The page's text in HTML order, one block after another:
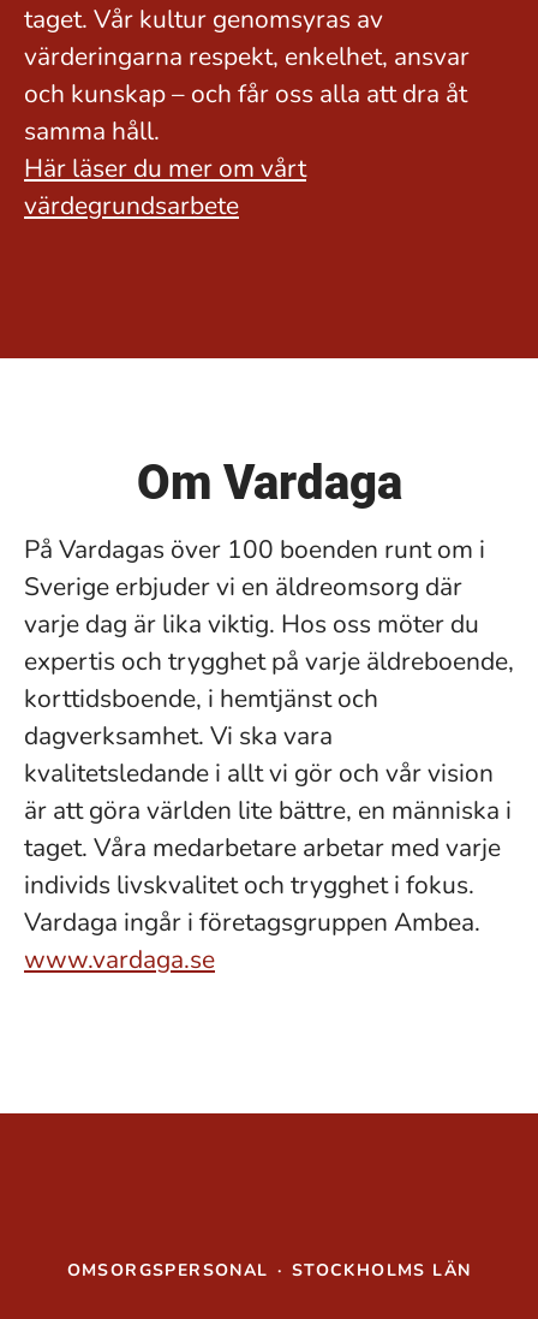
taget. Vår kultur genomsyras av
värderingarna respekt, enkelhet, ansvar
och kunskap – och får oss alla att dra åt
samma håll.
Här läser du mer om vårt
värdegrundsarbete
Om Vardaga
På Vardagas över 100 boenden runt om i
Sverige erbjuder vi en äldreomsorg där
varje dag är lika viktig. Hos oss möter du
expertis och trygghet på varje äldreboende,
korttidsboende, i hemtjänst och
dagverksamhet. Vi ska vara
kvalitetsledande i allt vi gör och vår vision
är att göra världen lite bättre, en människa i
taget. Våra medarbetare arbetar med varje
individs livskvalitet och trygghet i fokus.
Vardaga ingår i företagsgruppen Ambea.
www.vardaga.se
OMSORGSPERSONAL · STOCKHOLMS LÄN